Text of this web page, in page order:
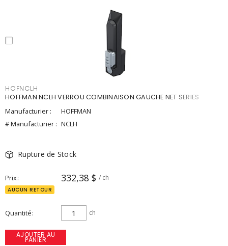
HOFNCLH
HOFFMAN NCLH VERROU COMBINAISON GAUCHE NET SERIES
Manufacturier :
HOFFMAN
# Manufacturier : NCLH
Rupture de Stock
Prix 332,38 $ / ch
AUCUN RETOUR
Quantité ch
AJOUTER AU
PANIER